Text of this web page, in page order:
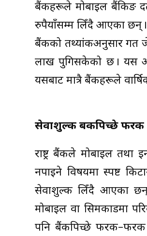
बैंकहरूले मोबाइल बैंकिङ
रुपैयाँसम्म लिँदै आएका छन् ।
बैंकको तथ्यांकअनुसार गत
लाख पुगिसकेको छ । यस
यसबाट मात्रै बैंकहरूले
सेवाशुल्क बैंकपिच्छे फरक
राष्ट्र बैंकले मोबाइल
नपाइने विषयमा स्पष्ट
सेवाशुल्क लिँदै आएका छन्
मोबाइल वा सिमकार्डमा
पनि बैंकपिच्छे फरक–फरक